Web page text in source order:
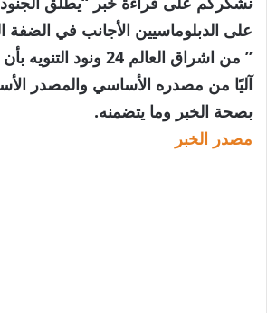
21
مايو
2025
على الدبلوماسيين الأجانب في الضفة
” من اشراق العالم 24
آليًا من مصدره الأساسي والمصدر
بصحة الخبر وما يتضمنه.
مصدر الخبر